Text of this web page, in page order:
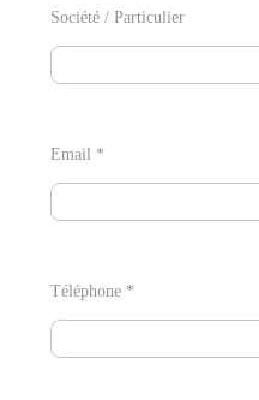
Société / Particulier
Email *
Téléphone *